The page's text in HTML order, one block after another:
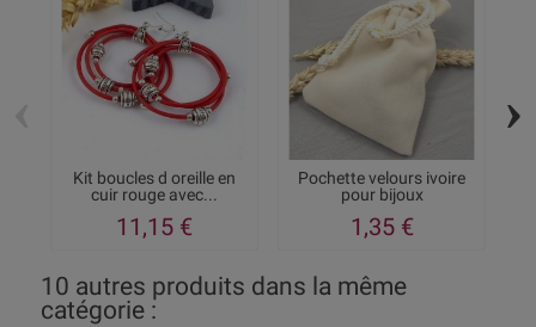
Kit boucles d oreille en
cuir rouge avec...
11,15 €
Pochette velours ivoire
pour bijoux
1,35 €
›
10 autres produits dans la même
catégorie :